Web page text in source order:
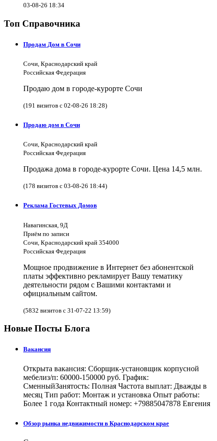
03-08-26 18:34
Топ Справочника
Продам Дом в Сочи
Сочи, Краснодарский край
Российская Федерация
Продаю дом в городе-курорте Сочи
(191 визитов с 02-08-26 18:28)
Продаю дом в Сочи
Сочи, Краснодарский край
Российская Федерация
Продажа дома в городе-курорте Сочи. Цена 14,5 млн.
(178 визитов с 03-08-26 18:44)
Реклама Гостевых Домов
Навагинская, 9Д
Приём по записи
Сочи, Краснодарский край 354000
Российская Федерация
Мощное продвижение в Интернет без абонентской
платы эффективно рекламирует Вашу тематику
деятельности рядом с Вашими контактами и
официальным сайтом.
(5832 визитов с 31-07-22 13:59)
Новые Посты Блога
Вакансия
Открыта вакансия: Сборщик-установщик корпусной
мебелиз/п: 60000-150000 руб. График:
СменныйЗанятость: Полная Частота выплат: Дважды в
месяц Тип работ: Монтаж и установка Опыт работы:
Более 1 года Контактный номер: +79885047878 Евгения
Обзор рынка недвижимости в Краснодарском крае